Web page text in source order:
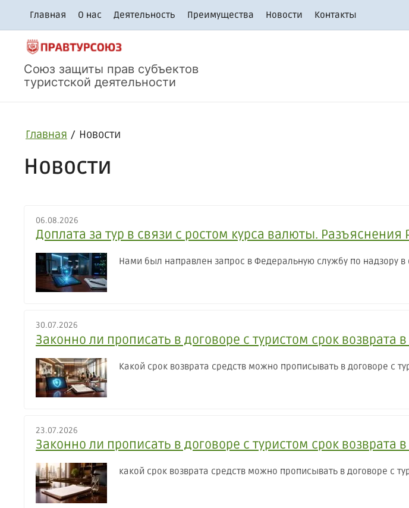
Главная О нас Деятельность Преимущества Новости Контакты
Союз защиты прав субъектов
туристской деятельности
Главная / Новости
Новости
06.08.2026
Доплата за тур в связи с ростом курса валюты. Разъяснения
Нами был направлен запрос в Федеральную службу по надзору
30.07.2026
Законно ли прописать в договоре с туристом срок возврата
Какой срок возврата средств можно прописывать в договоре с
23.07.2026
Законно ли прописать в договоре с туристом срок возврата
какой срок возврата средств можно прописывать в договоре с